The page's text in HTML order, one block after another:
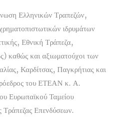
Ελληνικών Τραπεζών,
ιδρυμάτων
Εθνική Τράπεζα,
καθώς και αξιωματούχοι των
Καρδίτσας, Παγκρήτιας και
του ΕΤΕΑΝ κ. Α.
Ευρωπαϊκού Ταμείου
Τράπεζας Επενδύσεων.